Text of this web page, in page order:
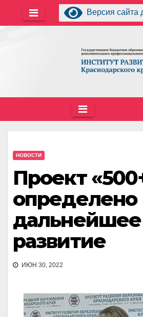
Версия сайта
НОВОСТИ
Проект
определено
дальнейшее
развитие
ИЮН 30, 2022